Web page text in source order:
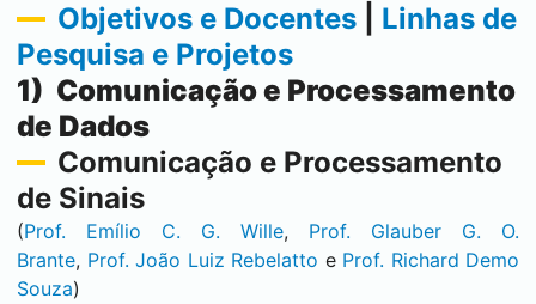
Objetivos e Docentes
Linhas de
Pesquisa e Projetos
1) Comunicação e Processamento
de Dados
Comunicação e Processamento
de Sinais
(Prof. Emílio C. G. Wille, Prof. Glauber G. O.
Brante, Prof. João Luiz Rebelatto e Prof. Richard Demo
Souza)